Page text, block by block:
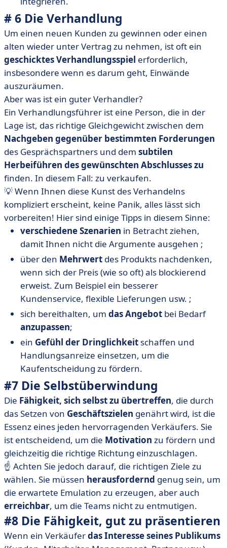
# 6 Die Verhandlung
Um einen neuen Kunden zu gewinnen oder einen
alten wieder unter Vertrag zu nehmen, ist oft ein
geschicktes Verhandlungsspiel erforderlich,
insbesondere wenn es darum geht, Einwände
auszuräumen.
Aber was ist ein guter Verhandler?
Ein Verhandlungsführer ist eine Person, die in der
Lage ist, das richtige Gleichgewicht zwischen dem
Nachgeben gegenüber bestimmten Forderungen
des Gesprächspartners und dem subtilen
Herbeiführen des gewünschten Abschlusses zu
finden. In diesem Fall: zu verkaufen.
💡 Wenn Ihnen diese Kunst des Verhandelns
kompliziert erscheint, keine Panik, alles lässt sich
vorbereiten! Hier sind einige Tipps in diesem Sinne:
verschiedene Szenarien in Betracht ziehen,
damit Ihnen nicht die Argumente ausgehen ;
über den Mehrwert des Produkts nachdenken,
wenn sich der Preis (wie so oft) als blockierend
erweist. Zum Beispiel ein besserer
Kundenservice, flexible Lieferungen usw. ;
sich bereithalten, um das Angebot bei Bedarf
anzupassen;
ein Gefühl der Dringlichkeit schaffen und
Handlungsanreize einsetzen, um die
Kaufentscheidung zu fördern.
#7 Die Selbstüberwindung
Die Fähigkeit, sich selbst zu übertreffen, die durch
das Setzen von Geschäftszielen genährt wird, ist die
Essenz eines jeden hervorragenden Verkäufers. Sie
ist entscheidend, um die Motivation zu fördern und
gleichzeitig die richtige Richtung einzuschlagen.
☝️ Achten Sie jedoch darauf, die richtigen Ziele zu
wählen. Sie müssen herausfordernd genug sein, um
die erwartete Emulation zu erzeugen, aber auch
erreichbar, um die Teams nicht zu entmutigen.
#8 Die Fähigkeit, gut zu präsentieren
Wenn ein Verkäuferdas Interesse seines Publikums